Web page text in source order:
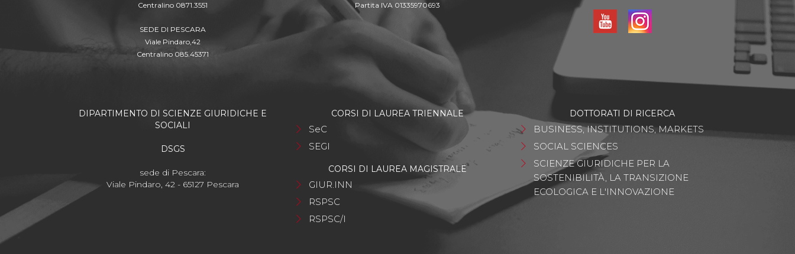
Centralino 0871.3551
SEDE DI PESCARA
Viale Pindaro,42
Centralino 085.45371
Partita IVA 01335970693
DIPARTIMENTO DI SCIENZE GIURIDICHE E
SOCIALI
DSGS
sede di Pescara:
Viale Pindaro, 42 - 65127 Pescara
CORSI DI LAUREA TRIENNALE
SeC
SEGI
CORSI DI LAUREA MAGISTRALE
GIUR.INN
RSPSC
RSPSC/I
DOTTORATI DI RICERCA
BUSINESS, INSTITUTIONS, MARKETS
SOCIAL SCIENCES
SCIENZE GIURIDICHE PER LA
SOSTENIBILITÀ, LA TRANSIZIONE
ECOLOGICA E L'INNOVAZIONE